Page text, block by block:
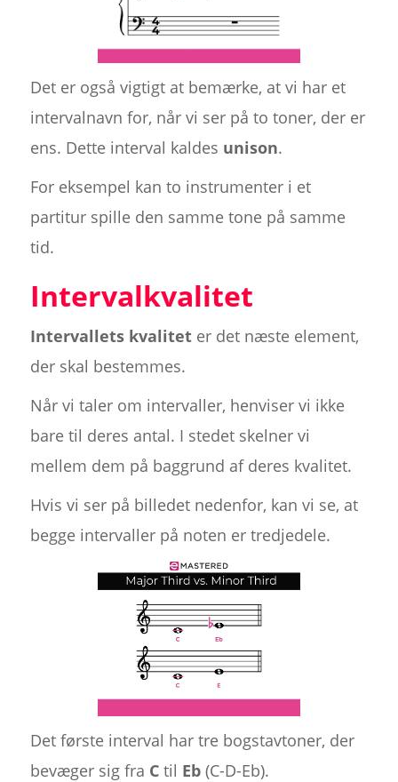
Det er også vigtigt at bemærke, at vi har et
intervalnavn for, når vi ser på to toner, der er
ens. Dette interval kaldes unison.
For eksempel kan to instrumenter i et
partitur spille den samme tone på samme
tid.
Intervalkvalitet
Intervallets kvaliteter det næste element,
der skal bestemmes.
Når vi taler om intervaller, henviser vi ikke
bare til deres antal. I stedet skelner vi
mellem dem på baggrund af deres kvalitet.
Hvis vi ser på billedet nedenfor, kan vi se, at
begge intervaller på noten er tredjedele.
Det første interval har tre bogstavtoner, der
bevæger sig fra Ctil Eb(C-D-Eb).